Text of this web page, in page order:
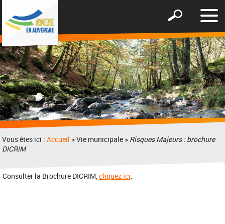
le
Afficher
formulaire
de
recherche
Vous êtes ici :Accueil > Vie municipale > Risques Majeurs : brochure
DICRIM
Consulter la Brochure DICRIM,cliquez ici.